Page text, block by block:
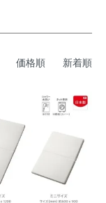
価格順 新着順